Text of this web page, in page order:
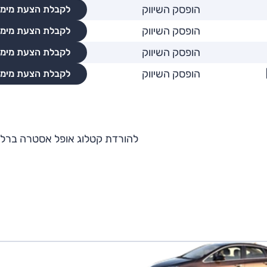
הופסק השיווק לקבלת הצעת
הופסק השיווק לקבלת הצעת
הופסק השיווק לקבלת הצעת
הופסק השיווק לקבלת הצעת
להורדת קטלוג אופל אסטרה